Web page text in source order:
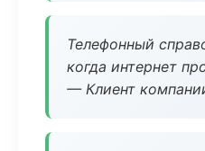
Телефонный
когда интернет
— Клиент